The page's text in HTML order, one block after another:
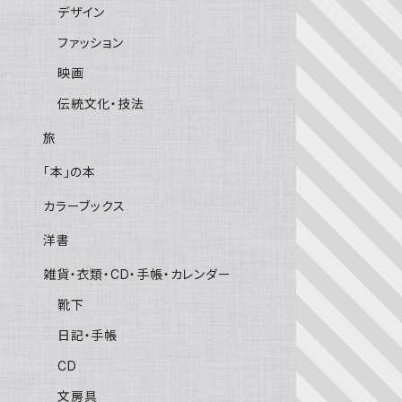
デザイン
ファッション
映画
伝統文化・技法
旅
「本」の本
カラーブックス
洋書
雑貨・衣類・CD・手帳・カレンダー
靴下
日記・手帳
CD
文房具